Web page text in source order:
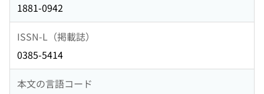
1881-0942
ISSN-L（掲載誌）
0385-5414
本文の言語コード